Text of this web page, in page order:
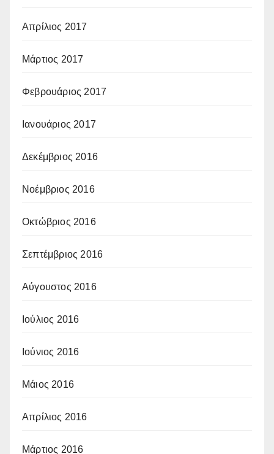
Απρίλιος 2017
Μάρτιος 2017
Φεβρουάριος 2017
Ιανουάριος 2017
Δεκέμβριος 2016
Νοέμβριος 2016
Οκτώβριος 2016
Σεπτέμβριος 2016
Αύγουστος 2016
Ιούλιος 2016
Ιούνιος 2016
Μάιος 2016
Απρίλιος 2016
Μάρτιος 2016